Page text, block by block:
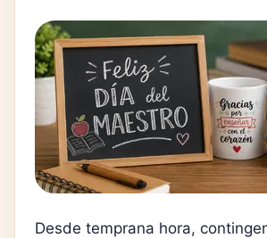
Desde temprana hora,